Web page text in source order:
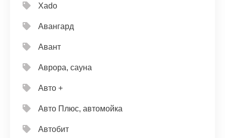
Xado
Авангард
Авант
Аврора, сауна
Авто +
Авто Плюс, автомойка
Автобит